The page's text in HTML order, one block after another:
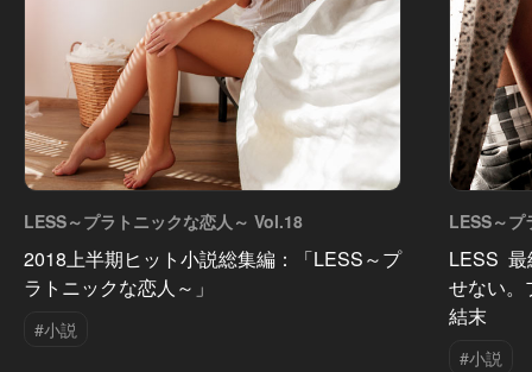
LESS～プラトニックな恋人～ Vol.18
2018上半期ヒット小説総集編：「LESS～プ
ラトニックな恋人～」
#小説
LESS～プ
LESS
せない。
結末
#小説